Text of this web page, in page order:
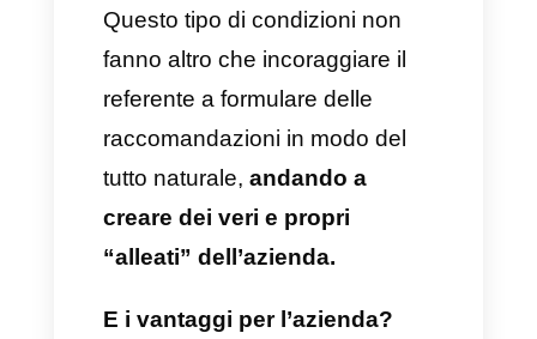
non dovrà mai avere perdite,
soprattutto quando l’obiettivo
principale è aumentarne la
portata.
Il secondo quesito è quello di